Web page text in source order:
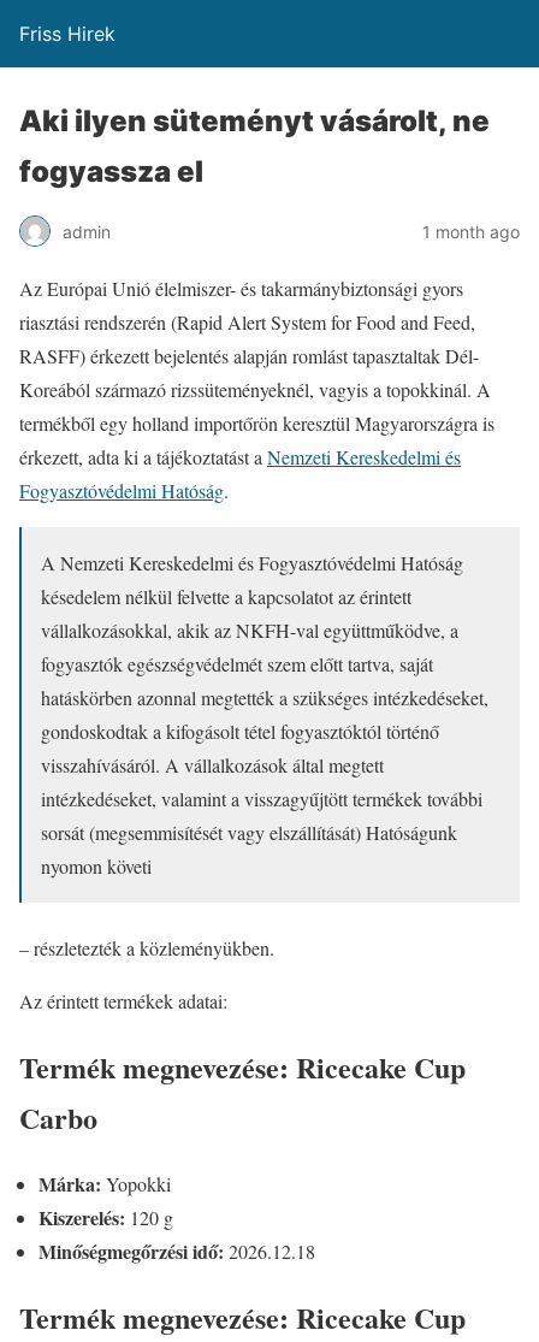
Friss Hirek
Aki ilyen süteményt vásárolt, ne
fogyassza el
admin 1 month ago
Az Európai Unió élelmiszer- és takarmánybiztonsági gyors
riasztási rendszerén (Rapid Alert System for Food and Feed,
RASFF) érkezett bejelentés alapján romlást tapasztaltak Dél-
Koreából származó rizssüteményeknél, vagyis a topokkinál. A
termékből egy holland importőrön keresztül Magyarországra is
érkezett, adta ki a tájékoztatást a Nemzeti Kereskedelmi és
Fogyasztóvédelmi Hatóság.
A Nemzeti Kereskedelmi és Fogyasztóvédelmi Hatóság
késedelem nélkül felvette a kapcsolatot az érintett
vállalkozásokkal, akik az NKFH-val együttműködve, a
fogyasztók egészségvédelmét szem előtt tartva, saját
hatáskörben azonnal megtették a szükséges intézkedéseket,
gondoskodtak a kifogásolt tétel fogyasztóktól történő
visszahívásáról. A vállalkozások által megtett
intézkedéseket, valamint a visszagyűjtött termékek további
sorsát (megsemmisítését vagy elszállítását) Hatóságunk
nyomon követi
– részletezték a közleményükben.
Az érintett termékek adatai:
Termék megnevezése: Ricecake Cup
Carbo
Márka: Yopokki
Kiszerelés: 120 g
Minőségmegőrzési idő: 2026.12.18
Termék megnevezése: Ricecake Cup